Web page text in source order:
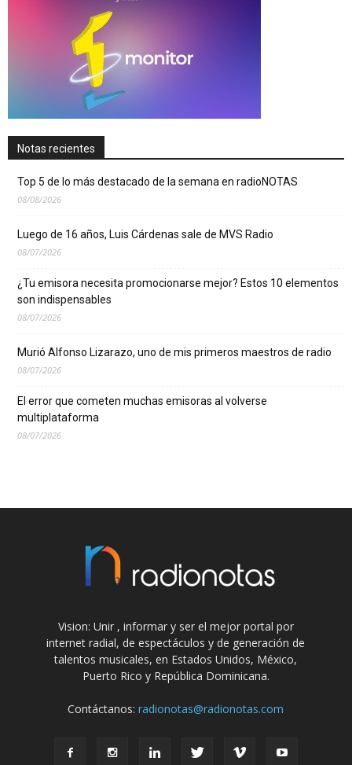
Notas recientes
Top 5 de lo más destacado de la semana en radioNOTAS
08/08/2026
Luego de 16 años, Luis Cárdenas sale de MVS Radio
08/07/2026
¿Tu emisora necesita promocionarse mejor? Estos 10 elementos
son indispensables
08/07/2026
Murió Alfonso Lizarazo, uno de mis primeros maestros de radio
08/07/2026
El error que cometen muchas emisoras al volverse
multiplataforma
08/07/2026
Vision: Unir , informar y ser el mejor portal por
internet radial, de espectáculos y de generación de
talentos musicales, en Estados Unidos, México,
Puerto Rico y República Dominicana.
Contáctanos:radionotas@radionotas.com